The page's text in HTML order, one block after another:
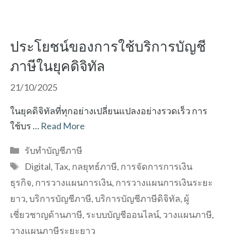
ประโยชน์ของการใช้บริการบัญชี
ภาษีในยุคดิจิทัล
21/10/2025
ในยุคดิจิทัลที่ทุกอย่างเปลี่ยนแปลงอย่างรวดเร็ว การ
ใช้บร … Read More
Categories
รับทำบัญชีภาษี
Tags
Digital, Tax, กลยุทธ์ภาษี, การจัดการการเงิน
ธุรกิจ, การวางแผนการเงิน, การวางแผนการเงินระยะ
ยาว,บริการบัญชีภาษี,บริการบัญชีภาษีดิจิทัล, ผู้
เชี่ยวชาญด้านภาษี, ระบบบัญชีออนไลน์, วางแผนภาษี,
วางแผนภาษีระยะยาว